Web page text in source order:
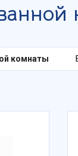
комнаты